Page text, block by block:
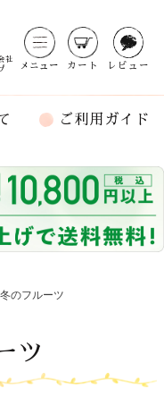
社
メニュー カート レビュー
ご利用ガイド
冬のフルーツ
ツ